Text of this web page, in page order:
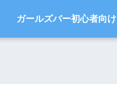
ガールズバー初心者向け